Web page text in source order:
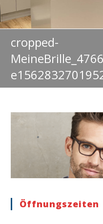
cropped-
Öffnungszeiten